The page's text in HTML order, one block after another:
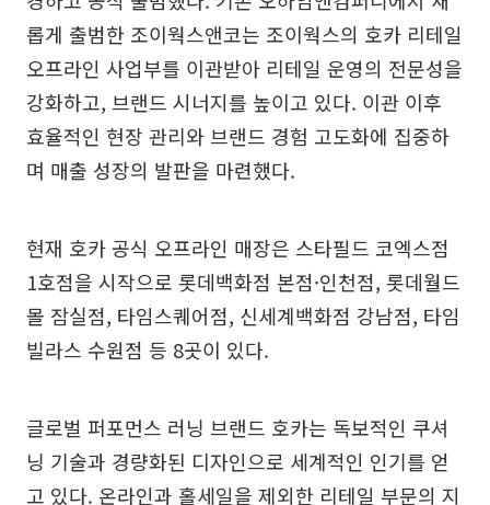
롭게 출범한 조이웍스앤코는 조이웍스의 호카 리테일
오프라인 사업부를 이관받아 리테일 운영의 전문성을
강화하고, 브랜드 시너지를 높이고 있다. 이관 이후
효율적인 현장 관리와 브랜드 경험 고도화에 집중하
며 매출 성장의 발판을 마련했다.
현재 호카 공식 오프라인 매장은 스타필드 코엑스점
1호점을 시작으로 롯데백화점 본점·인천점, 롯데월드
몰 잠실점, 타임스퀘어점, 신세계백화점 강남점, 타임
빌라스 수원점 등 8곳이 있다.
글로벌 퍼포먼스 러닝 브랜드 호카는 독보적인 쿠셔
닝 기술과 경량화된 디자인으로 세계적인 인기를 얻
고 있다. 온라인과 홀세일을 제외한 리테일 부문의 지